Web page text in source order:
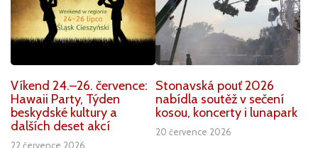
Víkend 24.–26. července:
Hawaii Party, Týden
beskydské kultury a
dalších deset akcí
22 července 2026
Stonavská pouť 2026
nabídla soutěž v sečení
kosou, koncerty i lunapark
20 července 2026